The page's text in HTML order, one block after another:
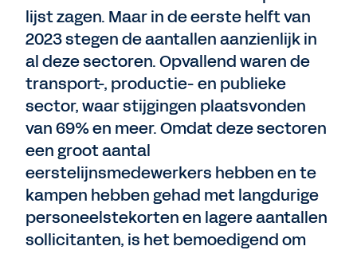
lijst zagen. Maar in de eerste helft van
2023 stegen de aantallen aanzienlijk in
al deze sectoren. Opvallend waren de
transport-, productie- en publieke
sector, waar stijgingen plaatsvonden
van 69% en meer. Omdat deze sectoren
een groot aantal
eerstelijnsmedewerkers hebben en te
kampen hebben gehad met langdurige
personeelstekorten en lagere aantallen
sollicitanten, is het bemoedigend om